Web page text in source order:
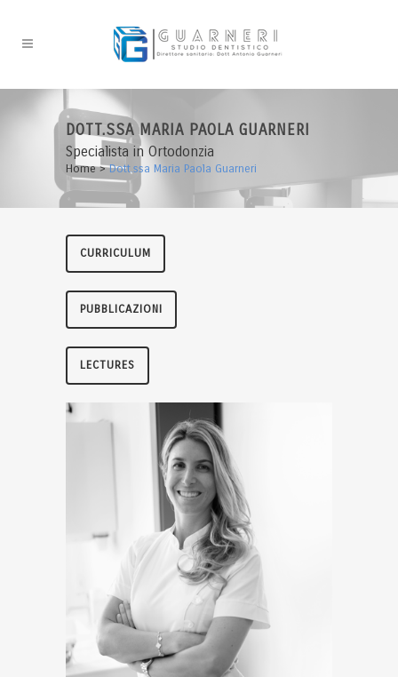
DOTT.SSA MARIA PAOLA GUARNERI
Specialista in Ortodonzia
Home>Dott.ssa Maria Paola Guarneri
CURRICULUM
PUBBLICAZIONI
LECTURES